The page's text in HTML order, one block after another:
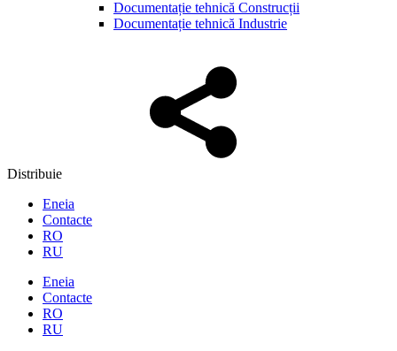
Documentație tehnică Construcții
Documentație tehnică Industrie
Distribuie
Eneia
Contacte
RO
RU
Eneia
Contacte
RO
RU